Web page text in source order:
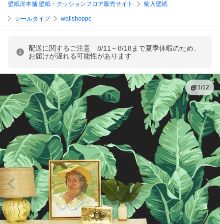
壁紙屋本舗 壁紙・クッションフロア販売サイト 輸入壁紙
シールタイプ wallshoppe
配送に関するご注意 8/11～8/18まで夏季休暇のため、
お届けが遅れる可能性があります
1/12